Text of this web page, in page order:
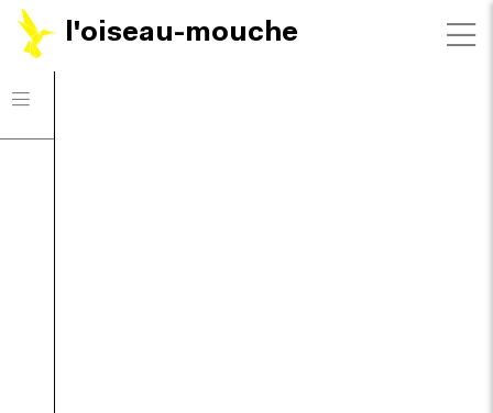
l'oiseau-mouche